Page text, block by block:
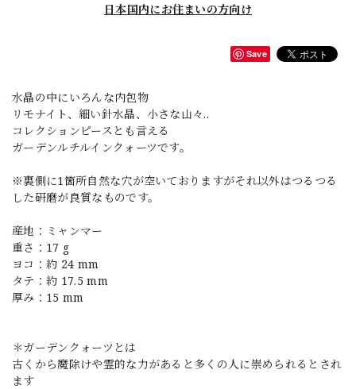
日本国内にお住まいの方向け
Save
水晶の中にいろんな内包物
リモナイト、細い針水晶、小さな山々..
コレクションピースとも言える
ガーデンルチルインクォーツです。
※裏側に1箇所自然な穴が空いておりますがそれ以外はつるつる
した研磨が良質なものです。
産地：ミャンマー
重さ：17 g
ヨコ：約 24 mm
タテ：約 17.5 mm
厚み：15 mm
＊ガーデンクォーツとは
古くから魔除けや霊的な力があると多くの人に崇められるとされ
ます